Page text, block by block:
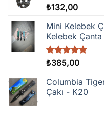
₺132,00
Mini Kelebek
Kelebek
5 üzerinden
oy
aldı
₺385,00
Columbia
Çakı - K20